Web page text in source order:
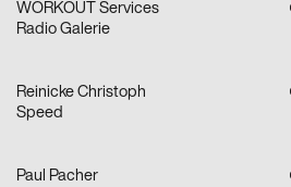
WORKOUT Services
Radio Galerie
Reinicke Christoph
Speed
Paul Pacher